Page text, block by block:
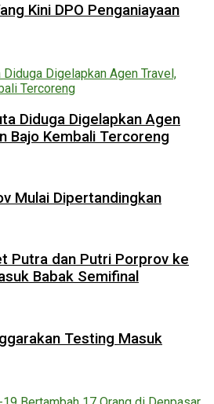
Kini DPO Penganiayaan
Diduga Digelapkan Agen
Bajo Kembali Tercoreng
Mulai Dipertandingkan
Putra dan Putri Porprov ke
Babak Semifinal
Testing Masuk